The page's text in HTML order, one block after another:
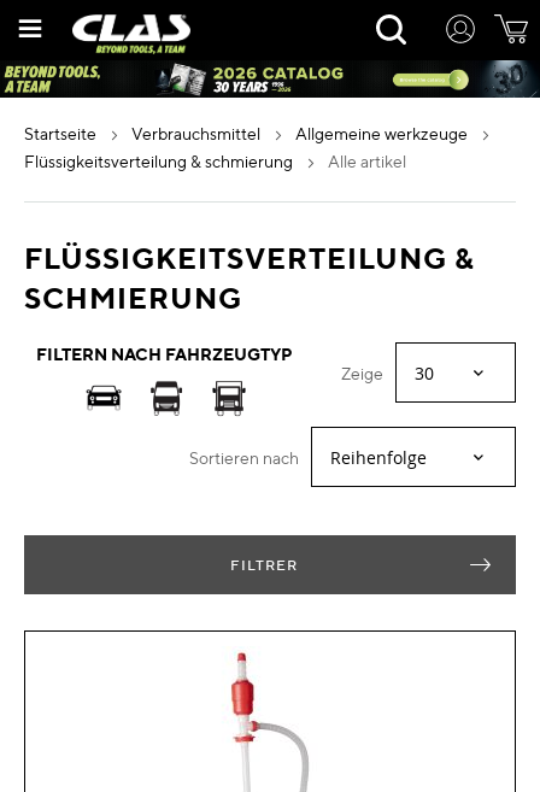
Inhalt
Rechercher
startseite verbrauchsmittel
allgemeine werkzeuge
flüssigkeitsverteilung & schmierung
alle artikel
FLÜSSIGKEITSVERTEILUNG &
SCHMIERUNG
FILTERN NACH FAHRZEUGTYP
Zeige
Sortieren nach
FILTRER